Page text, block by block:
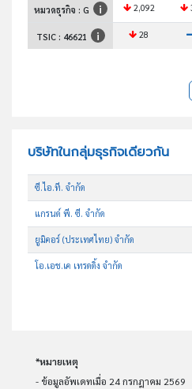
หมวดธุรกิจ : G 2,092
TSIC : 46621 28
บริษัทในกลุ่มธุรกิจเดียวกัน
ซี.ไอ.ที. จำกัด
แกรนด์ พี. ซี. จำกัด
ยูมิคอร์ (ประเทศไทย) จำกัด
โอ.เอช.เค เทรดดิ้ง จำกัด
*หมายเหตุ
- ข้อมูลอัพเดทเมื่อ 24 กรกฎาคม 2569